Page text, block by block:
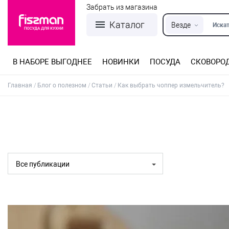
Каталог Везде
Забрать из магазина
В НАБОРЕ ВЫГОДНЕЕ НОВИНКИ ПОСУДА
Главная Блог о полезном Статьи Как выбрать чоппер измельчитель?
Все публикации